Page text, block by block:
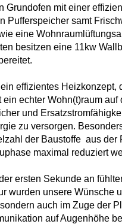
mit einer
Pufferspeicher samt
eine
besitzen eine 11kw
effizientes Heizkonzept,
echter Wohn(t)raum auf
und
zu versorgen.
der Baustoffe aus der
maximal reduziert
ersten Sekunde an
wurden unsere Wünsche
auch im Zuge der
auf Augenhöhe